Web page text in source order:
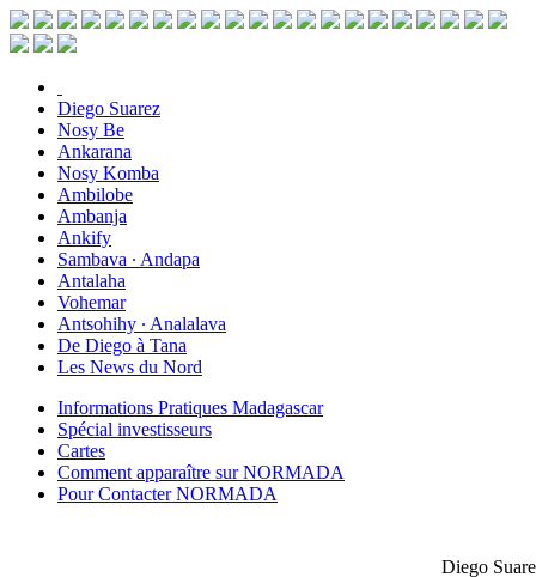
Diego Suarez
Nosy Be
Ankarana
Nosy Komba
Ambilobe
Ambanja
Ankify
Sambava ∙ Andapa
Antalaha
Vohemar
Antsohihy ∙ Analalava
De Diego à Tana
Les News du Nord
Informations Pratiques Madagascar
Spécial investisseurs
Cartes
Comment apparaître sur NORMADA
Pour Contacter NORMADA
Diego